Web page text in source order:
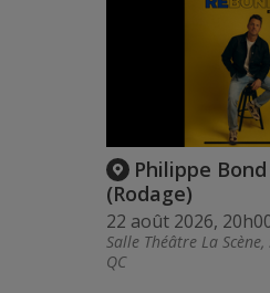
Philippe
(Rodage)
22 août 2026,
Salle Théâtre La
QC